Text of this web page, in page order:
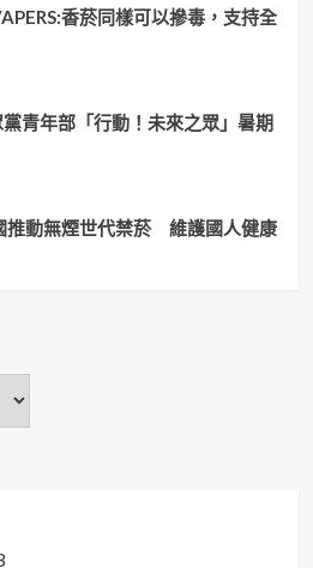
香菸同樣可以摻毒，支持全
青年部「行動！未來之眾」暑期
推動無煙世代禁菸 維護國人健康